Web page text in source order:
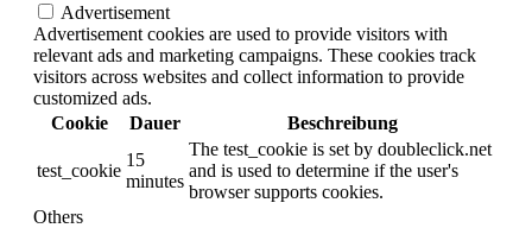
Advertisement
Advertisement cookies are used to provide visitors with
relevant ads and marketing campaigns. These cookies track
visitors across websites and collect information to provide
customized ads.
Cookie
Dauer Beschreibung
test_cookie
15
minutes
The test_cookie is set by doubleclick.net
and is used to determine if the user's
browser supports cookies.
Others